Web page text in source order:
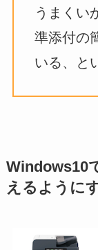
うまくい
準添付の
いる、と
Windows10
えるように